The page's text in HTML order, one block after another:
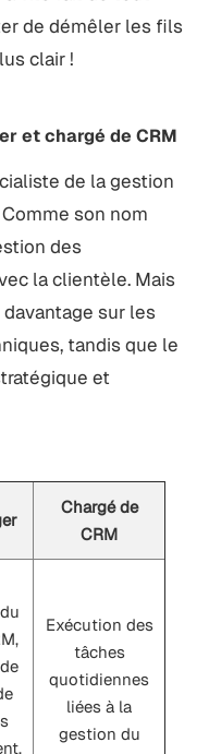
de démêler les fils
clair !
et chargé de CRM
de la gestion
son nom
des
la clientèle. Mais
sur les
tandis que le
et
Chargé de
CRM
Exécution des
tâches
quotidiennes
liées à la
gestion du